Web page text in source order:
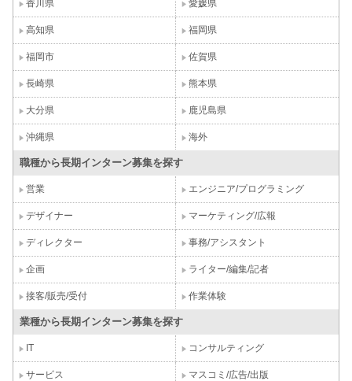
香川県 愛媛県
高知県 福岡県
福岡市 佐賀県
長崎県 熊本県
大分県 鹿児島県
沖縄県 海外
職種から長期インターン募集を探す
営業 エンジニア/プログラミング
デザイナー マーケティング/広報
ディレクター 事務/アシスタント
企画 ライター/編集/記者
接客/販売/受付 作業体験
業種から長期インターン募集を探す
IT コンサルティング
サービス マスコミ/広告/出版